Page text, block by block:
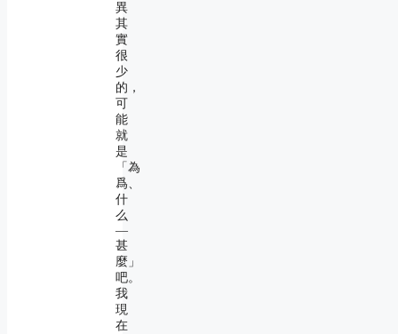
異
其
實
很
少
的，
可
能
就
是
「為
爲、
什
么
―
甚
麼」
吧。
我
現
在